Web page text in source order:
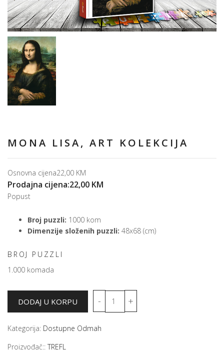
MONA LISA, ART KOLEKCIJA
Osnovna cijena22,00 KM
Prodajna cijena:22,00 KM
Popust
Broj puzzli: 1000 kom
Dimenzije složenih puzzli: 48x68 (cm)
BROJ PUZZLI
1.000 komada
Kategorija: Dostupne Odmah
Proizvođač:: TREFL